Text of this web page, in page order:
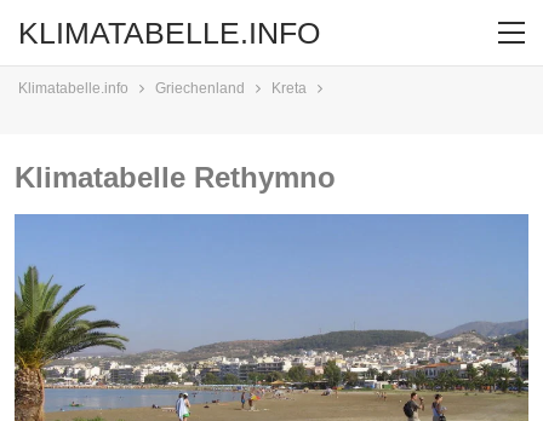
KLIMATABELLE.INFO
Klimatabelle.info Griechenland Kreta
Klimatabelle Rethymno